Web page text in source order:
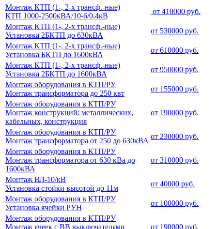
Монтаж КТП (1-, 2-х трансф.-ные)
КТП 1000-2500кВА/10-6/0,4кВ
от 410000 руб.
Монтаж КТП (1-, 2-х трансф.-ные)
Установка 2БКТП до 630кВА
от 530000 руб.
Монтаж КТП (1-, 2-х трансф.-ные)
Установка БКТП до 1600кВА
от 610000 руб.
Монтаж КТП (1-, 2-х трансф.-ные)
Установка 2БКТП до 1600кВА
от 950000 руб.
Монтаж оборудования в КТП/РУ
Монтаж трансформатора до 250 квт
от 155000 руб.
Монтаж оборудования в КТП/РУ
Монтаж конструкций: металлических,
кабельных, конструкция
от 190000 руб.
Монтаж оборудования в КТП/РУ
Монтаж трансформатора от 250 до 630кВА
от 230000 руб.
Монтаж оборудования в КТП/РУ
Монтаж трансформатора от 630 кВа до
1600кВА
от 310000 руб.
Монтаж ВЛ-10/кВ
Установка стойки высотой до 11м
от 40000 руб.
Монтаж оборудования в КТП/РУ
Установка ячейки РУН
от 100000 руб.
Монтаж оборудования в КТП/РУ
Монтаж ячеек с ВВ выключателями
от 190000 руб.